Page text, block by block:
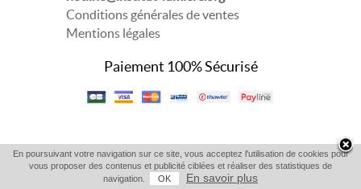
Conditions générales de ventes
Mentions légales
Paiement 100% Sécurisé
En poursuivant votre navigation sur ce site, vous acceptez l'utilisation de cookies pour
vous proposer des contenus et publicité ciblées et réaliser des statistiques de
navigation.
OK En savoir plus